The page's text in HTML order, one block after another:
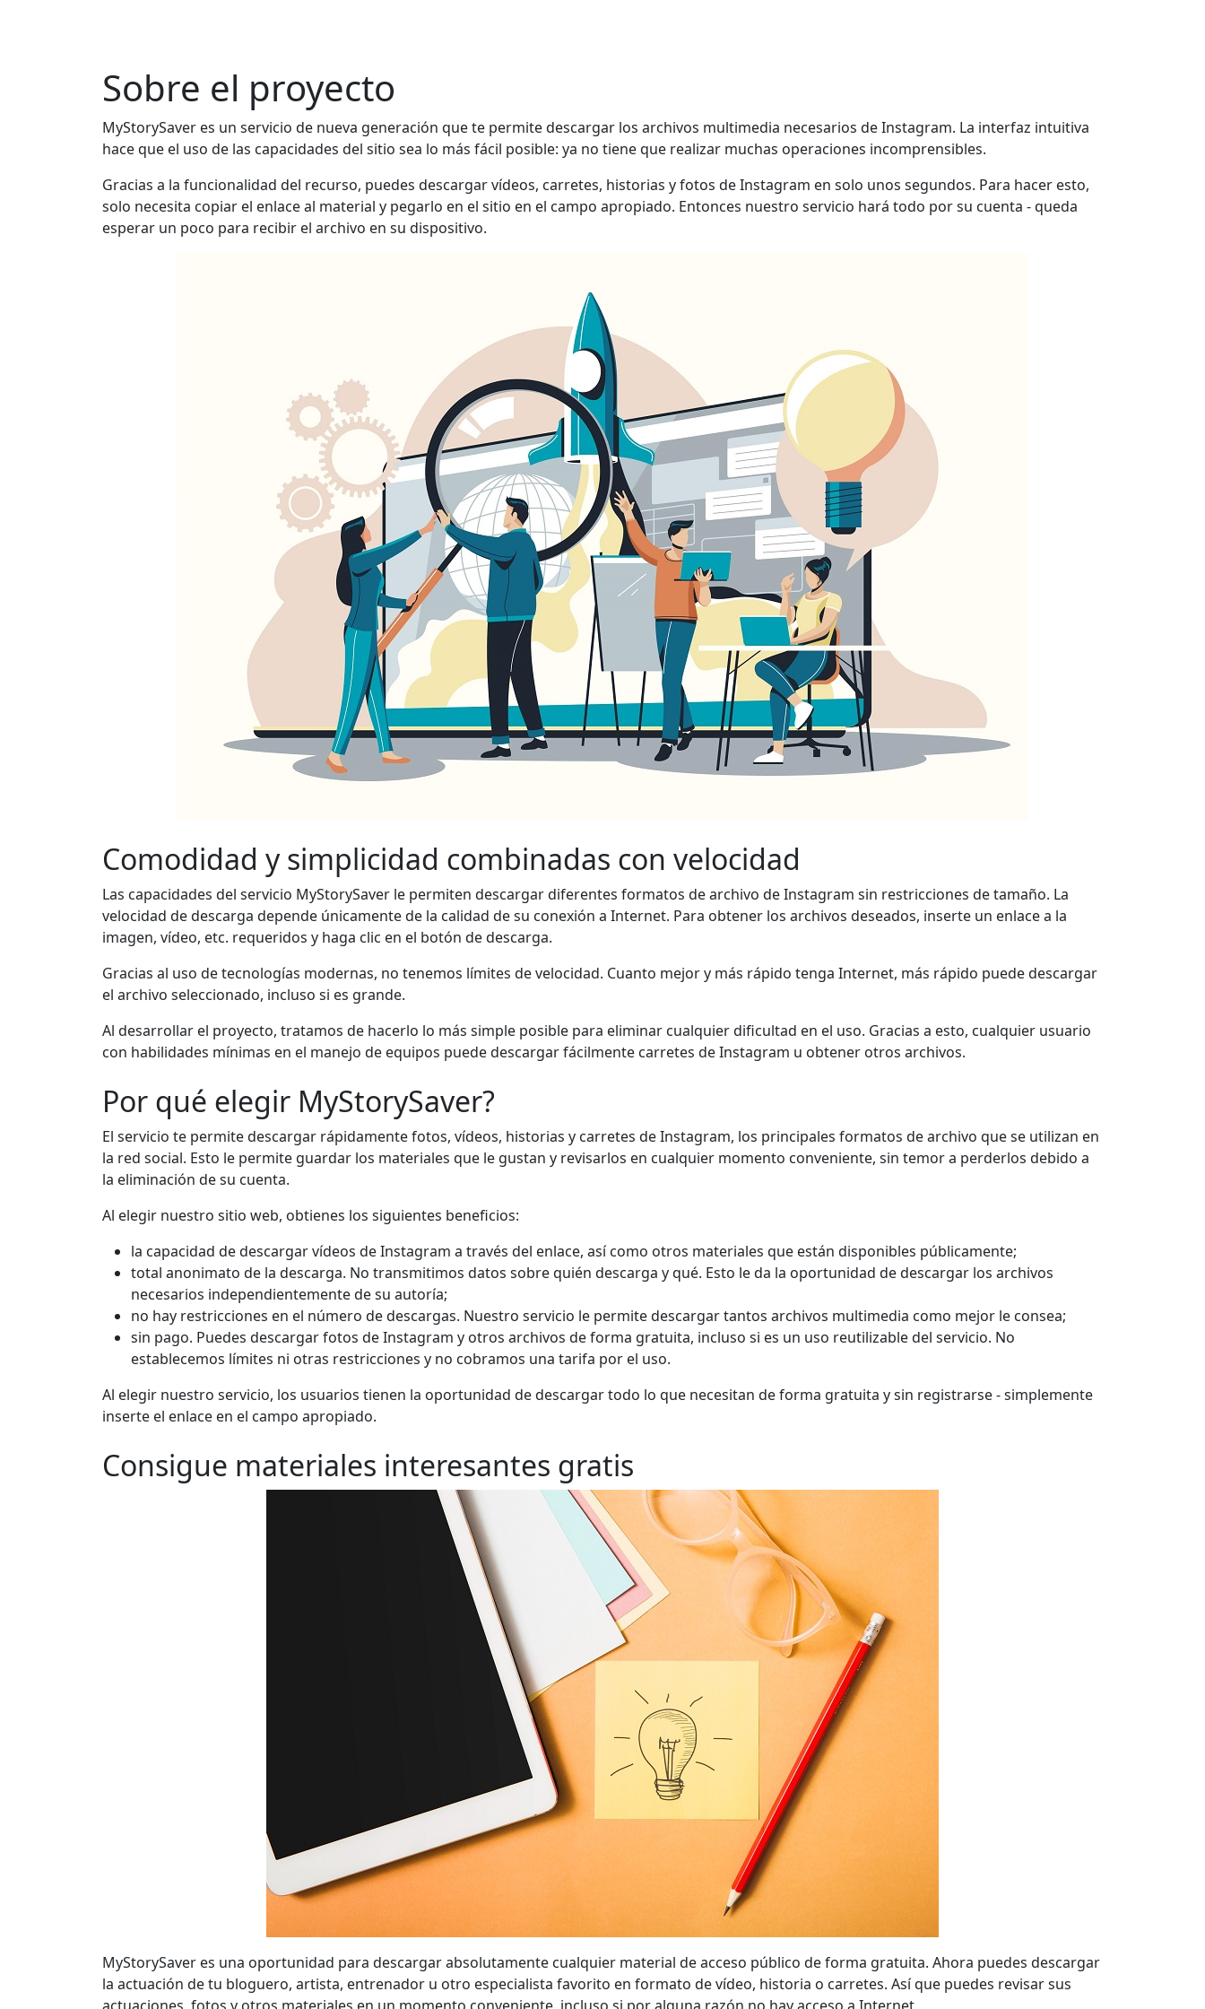
Sobre el proyecto
MyStorySaver es un servicio de nueva generación que te permite descargar los archivos multimedia necesarios de Instagram. La interfaz intuitiva
hace que el uso de las capacidades del sitio sea lo más fácil posible: ya no tiene que realizar muchas operaciones incomprensibles.
Gracias a la funcionalidad del recurso, puedes descargar vídeos, carretes, historias y fotos de Instagram en solo unos segundos. Para hacer esto,
solo necesita copiar el enlace al material y pegarlo en el sitio en el campo apropiado. Entonces nuestro servicio hará todo por su cuenta - queda
esperar un poco para recibir el archivo en su dispositivo.
Comodidad y simplicidad combinadas con velocidad
Las capacidades del servicio MyStorySaver le permiten descargar diferentes formatos de archivo de Instagram sin restricciones de tamaño. La
velocidad de descarga depende únicamente de la calidad de su conexión a Internet. Para obtener los archivos deseados, inserte un enlace a la
imagen, vídeo, etc. requeridos y haga clic en el botón de descarga.
Gracias al uso de tecnologías modernas, no tenemos límites de velocidad. Cuanto mejor y más rápido tenga Internet, más rápido puede descargar
el archivo seleccionado, incluso si es grande.
Al desarrollar el proyecto, tratamos de hacerlo lo más simple posible para eliminar cualquier dificultad en el uso. Gracias a esto, cualquier usuario
con habilidades mínimas en el manejo de equipos puede descargar fácilmente carretes de Instagram u obtener otros archivos.
Por qué elegir MyStorySaver?
El servicio te permite descargar rápidamente fotos, vídeos, historias y carretes de Instagram, los principales formatos de archivo que se utilizan en
la red social. Esto le permite guardar los materiales que le gustan y revisarlos en cualquier momento conveniente, sin temor a perderlos debido a
la eliminación de su cuenta.
Al elegir nuestro sitio web, obtienes los siguientes beneficios:
la capacidad de descargar vídeos de Instagram a través del enlace, así como otros materiales que están disponibles públicamente;
total anonimato de la descarga. No transmitimos datos sobre quién descarga y qué. Esto le da la oportunidad de descargar los archivos
necesarios independientemente de su autoría;
no hay restricciones en el número de descargas. Nuestro servicio le permite descargar tantos archivos multimedia como mejor le consea;
sin pago. Puedes descargar fotos de Instagram y otros archivos de forma gratuita, incluso si es un uso reutilizable del servicio. No
establecemos límites ni otras restricciones y no cobramos una tarifa por el uso.
Al elegir nuestro servicio, los usuarios tienen la oportunidad de descargar todo lo que necesitan de forma gratuita y sin registrarse - simplemente
inserte el enlace en el campo apropiado.
Consigue materiales interesantes gratis
MyStorySaver es una oportunidad para descargar absolutamente cualquier material de acceso público de forma gratuita. Ahora puedes descargar
la actuación de tu bloguero, artista, entrenador u otro especialista favorito en formato de vídeo, historia o carretes. Así que puedes revisar sus